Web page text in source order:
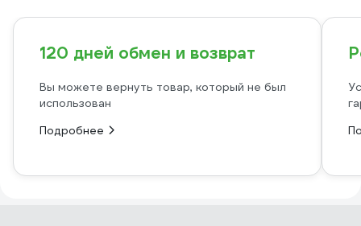
120 дней обмен и возврат
Вы можете вернуть товар, который не был
использован
Подробнее